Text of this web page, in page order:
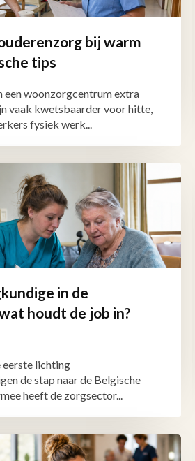
bij warm
tips
een woonzorgcentrum extra
vaak kwetsbaarder voor hitte,
fysiek werk...
in de
houdt de job in?
eerste lichting
de stap naar de Belgische
heeft de zorgsector...